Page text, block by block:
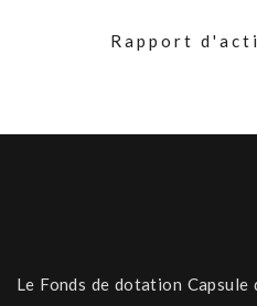
Rapport
Le Fonds de dotation